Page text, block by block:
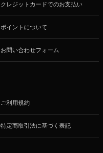
クレジットカードでのお支払い
ポイントについて
お問い合わせフォーム
ご利用規約
特定商取引法に基づく表記